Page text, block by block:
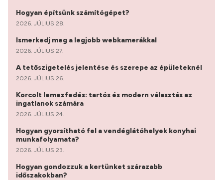
Hogyan építsünk számítógépet?
2026. JÚLIUS 28.
Ismerkedj meg a legjobb webkamerákkal
2026. JÚLIUS 27.
A tetőszigetelés jelentése és szerepe az épületeknél
2026. JÚLIUS 26.
Korcolt lemezfedés: tartós és modern választás az
ingatlanok számára
2026. JÚLIUS 24.
Hogyan gyorsítható fel a vendéglátóhelyek konyhai
munkafolyamata?
2026. JÚLIUS 23.
Hogyan gondozzuk a kertünket szárazabb
időszakokban?